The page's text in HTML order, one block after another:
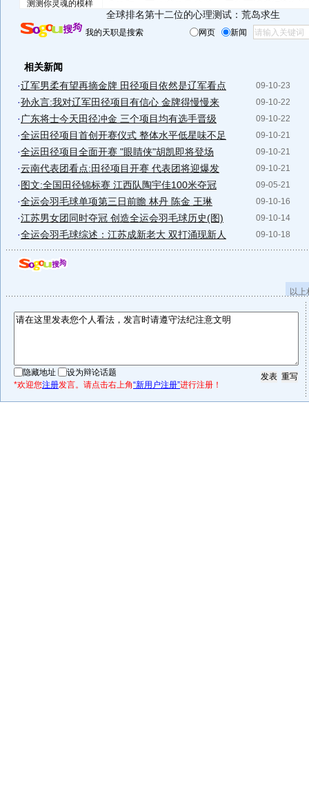
测测你灵魂的模样
全球排名第十二位的心理测试：荒岛求生
我的天职是搜索 网页 新闻
相关新闻
09-10-23
·辽军男柔有望再摘金牌 田径项目依然是辽军看点
09-10-22
·孙永言:我对辽军田径项目有信心 金牌得慢慢来
09-10-22
· 广东将士今天田径冲金 三个项目均有选手晋级
09-10-21
·全运田径项目首创开赛仪式 整体水平低星味不足
09-10-21
·全运田径项目全面开赛 "眼睛侠"胡凯即将登场
09-10-21
·云南代表团看点:田径项目开赛 代表团将迎爆发
09-05-21
· 图文:全国田径锦标赛 江西队陶宇佳100米夺冠
09-10-16
·全运会羽毛球单项第三日前瞻 林丹 陈金 王琳
09-10-14
·江苏男女团同时夺冠 创造全运会羽毛球历史(图)
09-10-18
·全运会羽毛球综述：江苏成新老大 双打涌现新人
以
隐藏地址
设为辩论话题
*欢迎您注册发言。请点击右上角“新用户注册”进行注册！